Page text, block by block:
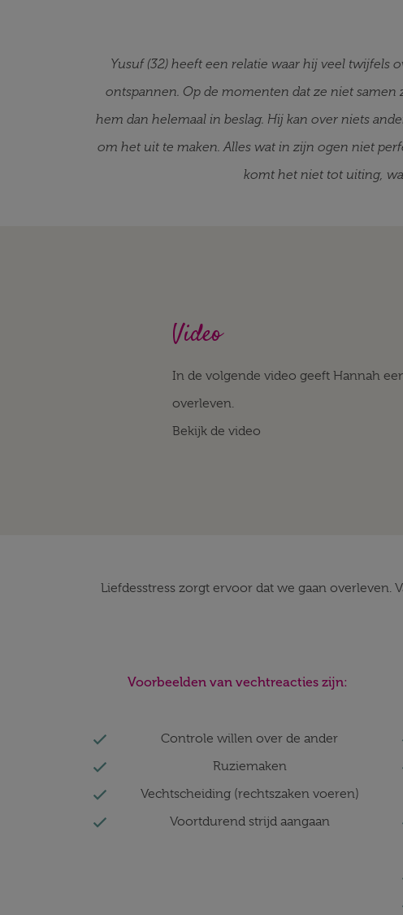
Yusuf (32) heeft een relatie waar hij veel twijfels
ontspannen. Op de momenten dat ze niet
hem dan helemaal in beslag. Hij kan over niets
om het uit te maken. Alles wat in zijn ogen niet
komt het niet tot uiting,
Video
In de volgende video geeft Hannah
overleven.
Bekijk de video
Liefdesstress zorgt ervoor dat we gaan overleven.
Voorbeelden van vechtreacties zijn:
Controle willen over de ander
Ruziemaken
Vechtscheiding (rechtszaken voeren)
Voortdurend strijd aangaan